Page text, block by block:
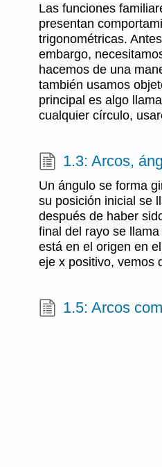
Las funciones
presentan
trigonométricas.
embargo,
hacemos de una
también usamos
principal es algo
cualquier círculo,
1.3: Arcos,
Un ángulo se forma
su posición inicial se
después de haber
final del rayo se
está en el origen en
eje x positivo, vemos
1.5: Arcos